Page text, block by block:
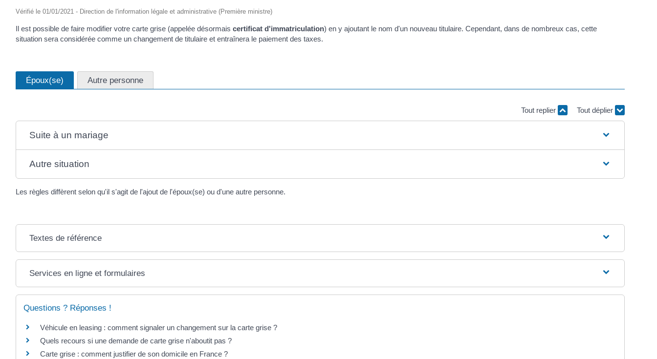
Vérifié le 01/01/2021 - Direction de l'information légale et administrative (Première ministre)
Il est possible de faire modifier votre carte grise (appelée désormais certificat d'immatriculation) en y ajoutant le nom d'un nouveau titulaire. Cependant, dans de nombreux cas, cette
situation sera considérée comme un changement de titulaire et entraînera le paiement des taxes.
Époux(se) Autre personne
Tout replier Tout déplier
Suite à un mariage
Autre situation
Les règles diffèrent selon qu'il s'agit de l'ajout de l'époux(se) ou d'une autre personne.
Textes de référence
Services en ligne et formulaires
Questions ? Réponses !
Véhicule en leasing : comment signaler un changement sur la carte grise ?
Quels recours si une demande de carte grise n'aboutit pas ?
Carte grise : comment justifier de son domicile en France ?